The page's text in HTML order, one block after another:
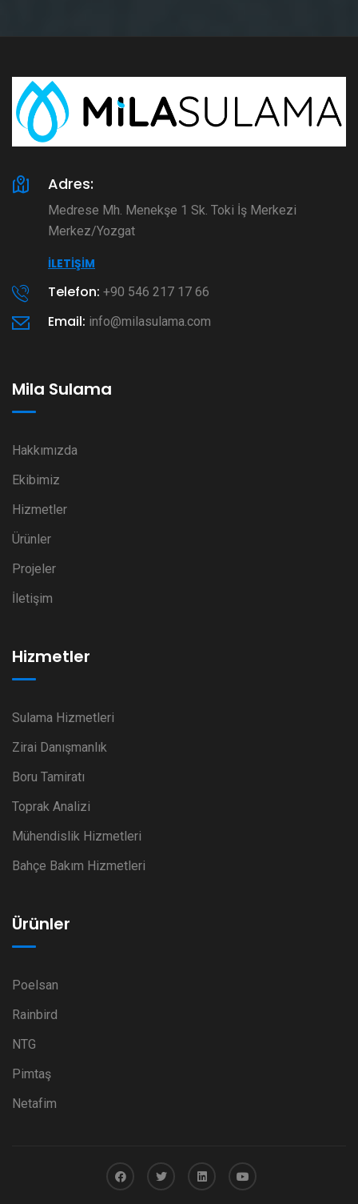
Adres:
Medrese Mh. Menekşe 1 Sk. Toki İş Merkezi
Merkez/Yozgat
İLETIŞIM
Telefon: +90 546 217 17 66
Email: info@milasulama.com
Mila Sulama
Hakkımızda
Ekibimiz
Hizmetler
Ürünler
Projeler
İletişim
Hizmetler
Sulama Hizmetleri
Zirai Danışmanlık
Boru Tamiratı
Toprak Analizi
Mühendislik Hizmetleri
Bahçe Bakım Hizmetleri
Ürünler
Poelsan
Rainbird
NTG
Pimtaş
Netafim